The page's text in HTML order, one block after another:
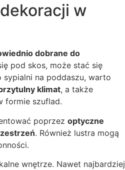
w
dobrane do
pod skos, może stać się
sypialni na poddaszu, warto
klimat, a także
formie szuflad.
poprzez optyczne
. Również lustra mogą
wnętrze. Nawet najbardziej